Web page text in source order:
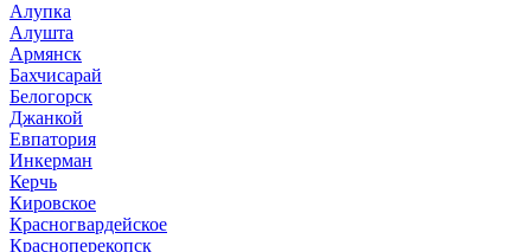
Алупка
Алушта
Армянск
Бахчисарай
Белогорск
Джанкой
Евпатория
Инкерман
Керчь
Кировское
Красногвардейское
Красноперекопск